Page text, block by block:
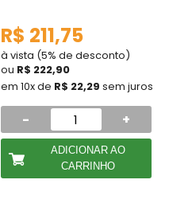
R$ 211,75
à vista (5% de desconto)
ou R$ 222,90
em 10x de R$ 22,29 sem juros
- +
ADICIONAR AO
CARRINHO